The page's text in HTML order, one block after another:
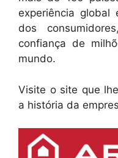
experiência
dos
confiança de
mundo.
Visite o site que
a história da